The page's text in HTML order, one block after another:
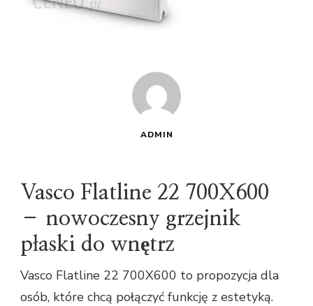
ADMIN
Vasco Flatline 22 700X600
– nowoczesny grzejnik
płaski do wnętrz
Vasco Flatline 22 700X600 to propozycja dla
osób, które chcą połączyć funkcję z estetyką.